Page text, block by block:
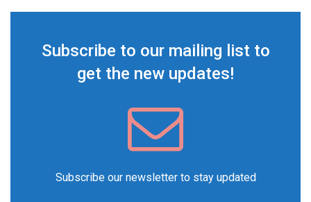
Subscribe to our mailing list to
get the new updates!
Subscribe our newsletter to stay updated